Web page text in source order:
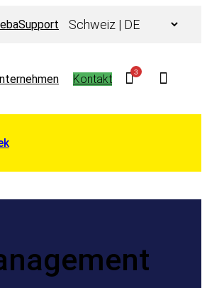
Supporta
Kontakt
3